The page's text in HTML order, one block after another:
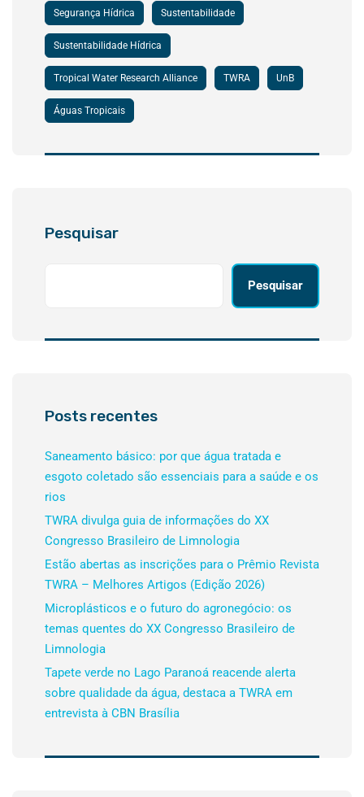
Segurança Hídrica Sustentabilidade
Sustentabilidade Hídrica
Tropical Water Research Alliance TWRA UnB
Águas Tropicais
Pesquisar
Pesquisar
Posts recentes
Saneamento básico: por que água tratada e
esgoto coletado são essenciais para a saúde e os
rios
TWRA divulga guia de informações do XX
Congresso Brasileiro de Limnologia
Estão abertas as inscrições para o Prêmio Revista
TWRA – Melhores Artigos (Edição 2026)
Microplásticos e o futuro do agronegócio: os
temas quentes do XX Congresso Brasileiro de
Limnologia
Tapete verde no Lago Paranoá reacende alerta
sobre qualidade da água, destaca a TWRA em
entrevista à CBN Brasília